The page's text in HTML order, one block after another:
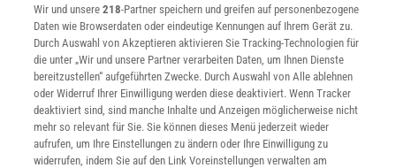
Widerruf
INFO
Mediadaten
Datenschutz
Nutzungsbedingungen
Cookie-Einstellungen
Utiq verwalten
Nutzungsbasierte Onlinewerbung
Wir und unsere218-Partner speichern und greifen auf personenbezogene
Daten wie Browserdaten oder eindeutige Kennungen auf Ihrem Gerät zu.
Durch Auswahl von Akzeptieren aktivieren Sie Tracking-Technologien für
die unter „Wir und unsere Partner verarbeiten Daten, um Ihnen Dienste
bereitzustellen“ aufgeführten Zwecke. Durch Auswahl von Alle ablehnen
oder Widerruf Ihrer Einwilligung werden diese deaktiviert. Wenn Tracker
deaktiviert sind, sind manche Inhalte und Anzeigen möglicherweise nicht
mehr so relevant für Sie. Sie können dieses Menü jederzeit wieder
aufrufen, um Ihre Einstellungen zu ändern oder Ihre Einwilligung zu
widerrufen, indem Sie auf den Link Voreinstellungen verwalten am